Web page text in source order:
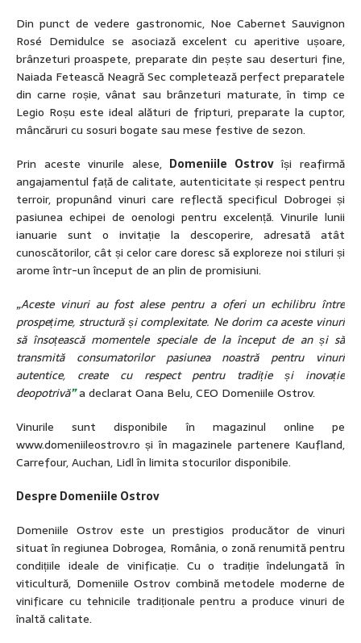
Din punct de vedere gastronomic, Noe Cabernet Sauvignon
Rosé Demidulce se asociază excelent cu aperitive ușoare,
brânzeturi proaspete, preparate din pește sau deserturi fine,
Naiada Fetească Neagră Sec completează perfect preparatele
din carne roșie, vânat sau brânzeturi maturate, în timp ce
Legio Roșu este ideal alături de fripturi, preparate la cuptor,
mâncăruri cu sosuri bogate sau mese festive de sezon.
Prin aceste vinurile alese, Domeniile Ostrovîși reafirmă
angajamentul față de calitate, autenticitate și respect pentru
terroir, propunând vinuri care reflectă specificul Dobrogei și
pasiunea echipei de oenologi pentru excelență. Vinurile lunii
ianuarie sunt o invitație la descoperire, adresată atât
cunoscătorilor, cât și celor care doresc să exploreze noi stiluri și
arome într-un început de an plin de promisiuni.
„Aceste vinuri au fost alese pentru a oferi un echilibru între
prospețime, structură și complexitate. Ne dorim ca aceste vinuri
să însoțească momentele speciale de la început de an și să
transmită consumatorilor pasiunea noastră pentru vinuri
autentice, create cu respect pentru tradiție și inovație
deopotrivă”a declarat Oana Belu, CEO Domeniile Ostrov.
Vinurile sunt disponibile în magazinul online pe
www.domeniileostrov.ro și în magazinele partenere Kaufland,
Carrefour, Auchan, Lidl în limita stocurilor disponibile.
Despre Domeniile Ostrov
Domeniile Ostrov este un prestigios producător de vinuri
situat în regiunea Dobrogea, România, o zonă renumită pentru
condițiile ideale de vinificație. Cu o tradiție îndelungată în
viticultură, Domeniile Ostrov combină metodele moderne de
vinificare cu tehnicile tradiționale pentru a produce vinuri de
înaltă calitate.